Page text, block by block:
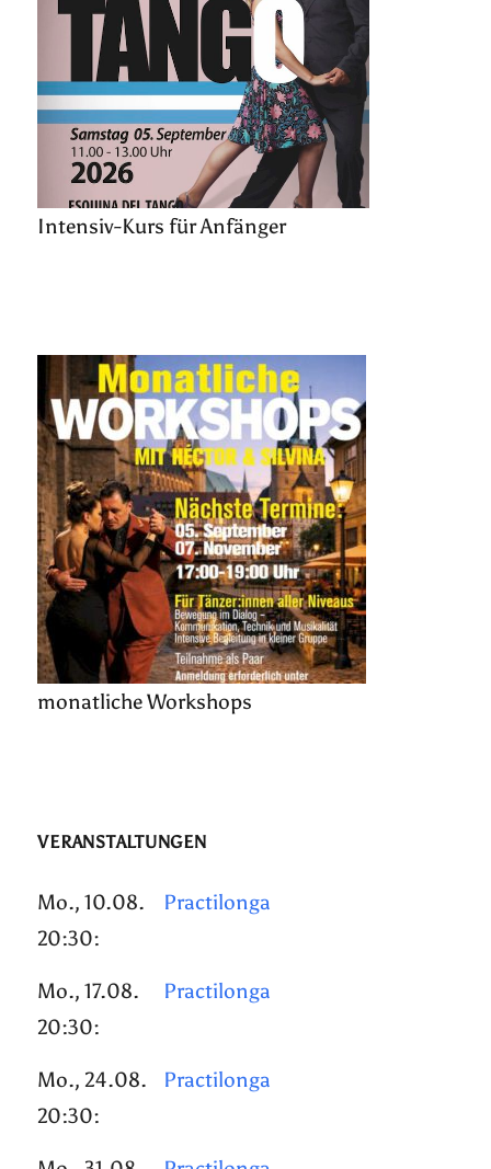
Intensiv-Kurs für Anfänger
monatliche Workshops
VERANSTALTUNGEN
Mo., 10.08.
20:30:
Practilonga
Mo., 17.08.
20:30:
Practilonga
Mo., 24.08.
20:30:
Practilonga